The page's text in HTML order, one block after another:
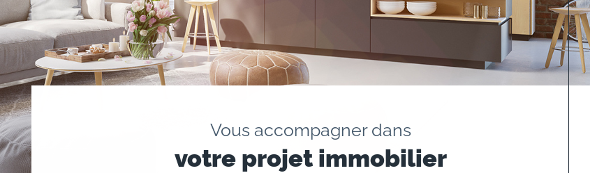
Vous accompagner dans
votre projet immobilier